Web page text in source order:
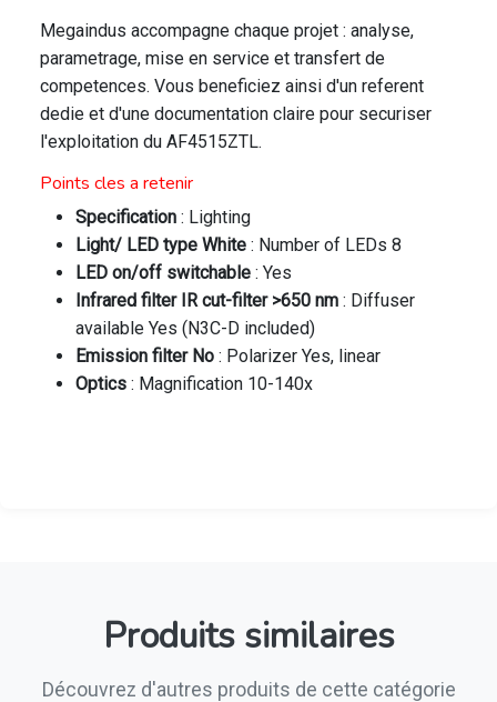
Megaindus accompagne chaque projet : analyse,
parametrage, mise en service et transfert de
competences. Vous beneficiez ainsi d'un referent
dedie et d'une documentation claire pour securiser
l'exploitation du AF4515ZTL.
Points cles a retenir
Specification : Lighting
Light/ LED type White : Number of LEDs 8
LED on/off switchable : Yes
Infrared filter IR cut-filter >650 nm : Diffuser
available Yes (N3C-D included)
Emission filter No : Polarizer Yes, linear
Optics : Magnification 10-140x
Produits similaires
Découvrez d'autres produits de cette catégorie